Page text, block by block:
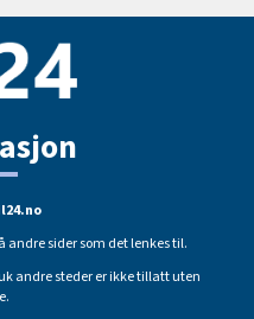
andre sider som det lenkes til.
andre steder er ikke tillatt uten